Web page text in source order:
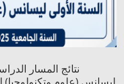
نتائج المسار